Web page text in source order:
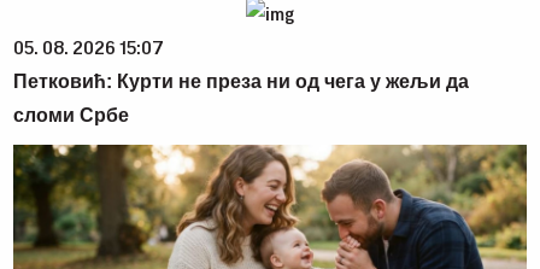
05. 08. 2026 15:07
Петковић: Курти не преза ни од чега у жељи да
сломи Србе